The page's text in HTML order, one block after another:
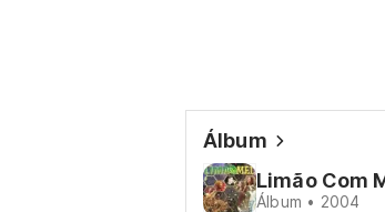
Álbum
Limão Com
Álbum • 2004